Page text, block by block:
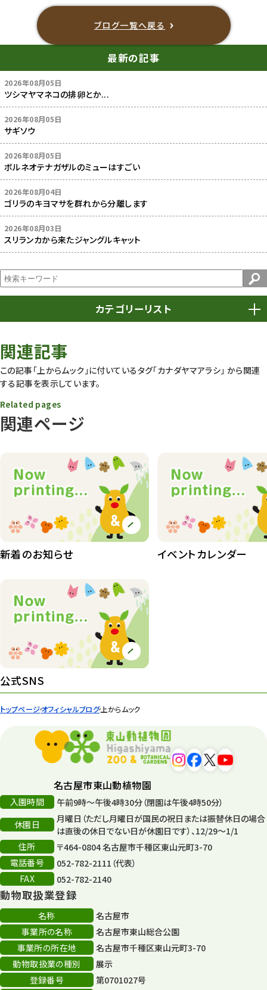
トップページオフィシャルブログ上からムック
ブログ一覧へ戻る
最新の記事
2026年08月05日
ツシマヤマネコの排卵とか...
2026年08月05日
サギソウ
2026年08月05日
ボルネオテナガザルのミューはすごい
2026年08月04日
ゴリラのキヨマサを群れから分離します
2026年08月03日
スリランカから来たジャングルキャット
カテゴリーリスト
動物園
動物園長のZooコラム
動物園その他
407
植物園長の庭
植物園 その他 423
83
イベント
園内の様子
遊園地 6
平和公園
再生
再生フォーラム 14
80周年
その他
その他イベント
スカイタワー
年末年始のイベント
秋まつり
関連記事
この記事「上からムック」に付いているタグ「カナダヤマアラシ」 から関連
する記事を表示しています。
関連ページ
Related pages
新着のお知らせ イベントカレンダー
公式SNS
名古屋市東山動植物園
入園時間
午前9時～午後4時30分（閉園は午後4時50分）
休園日
月曜日（ただし月曜日が国民の祝日または振替休日の場合
は直後の休日でない日が休園日です）、12/29～1/1
住所
〒464-0804 名古屋市千種区東山元町3-70
電話番号
052-782-2111（代表）
FAX
052-782-2140
動物取扱業登録
名称
名古屋市
事業所の名称
名古屋市東山総合公園
事業所の所在地
名古屋市千種区東山元町3-70
動物取扱業の種別
展示
登録番号
第0701027号